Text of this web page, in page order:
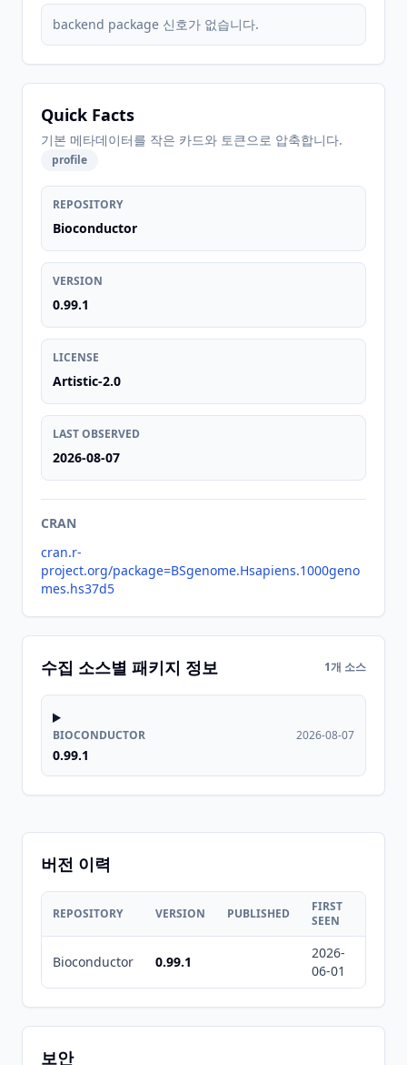
backend package 신호가 없습니다.
Quick Facts
기본 메타데이터를 작은 카드와 토큰으로 압축합니다.
profile
REPOSITORY
Bioconductor
VERSION
0.99.1
LICENSE
Artistic-2.0
LAST OBSERVED
2026-08-07
CRAN
cran.r-
project.org/package=BSgenome.Hsapiens.1000geno
mes.hs37d5
수집 소스별 패키지 정보 1개 소스
BIOCONDUCTOR
0.99.1
2026-08-07
버전 이력
REPOSITORY VERSION PUBLISHED
FIRST
SEEN
Bioconductor 0.99.1
2026-
06-01
보안